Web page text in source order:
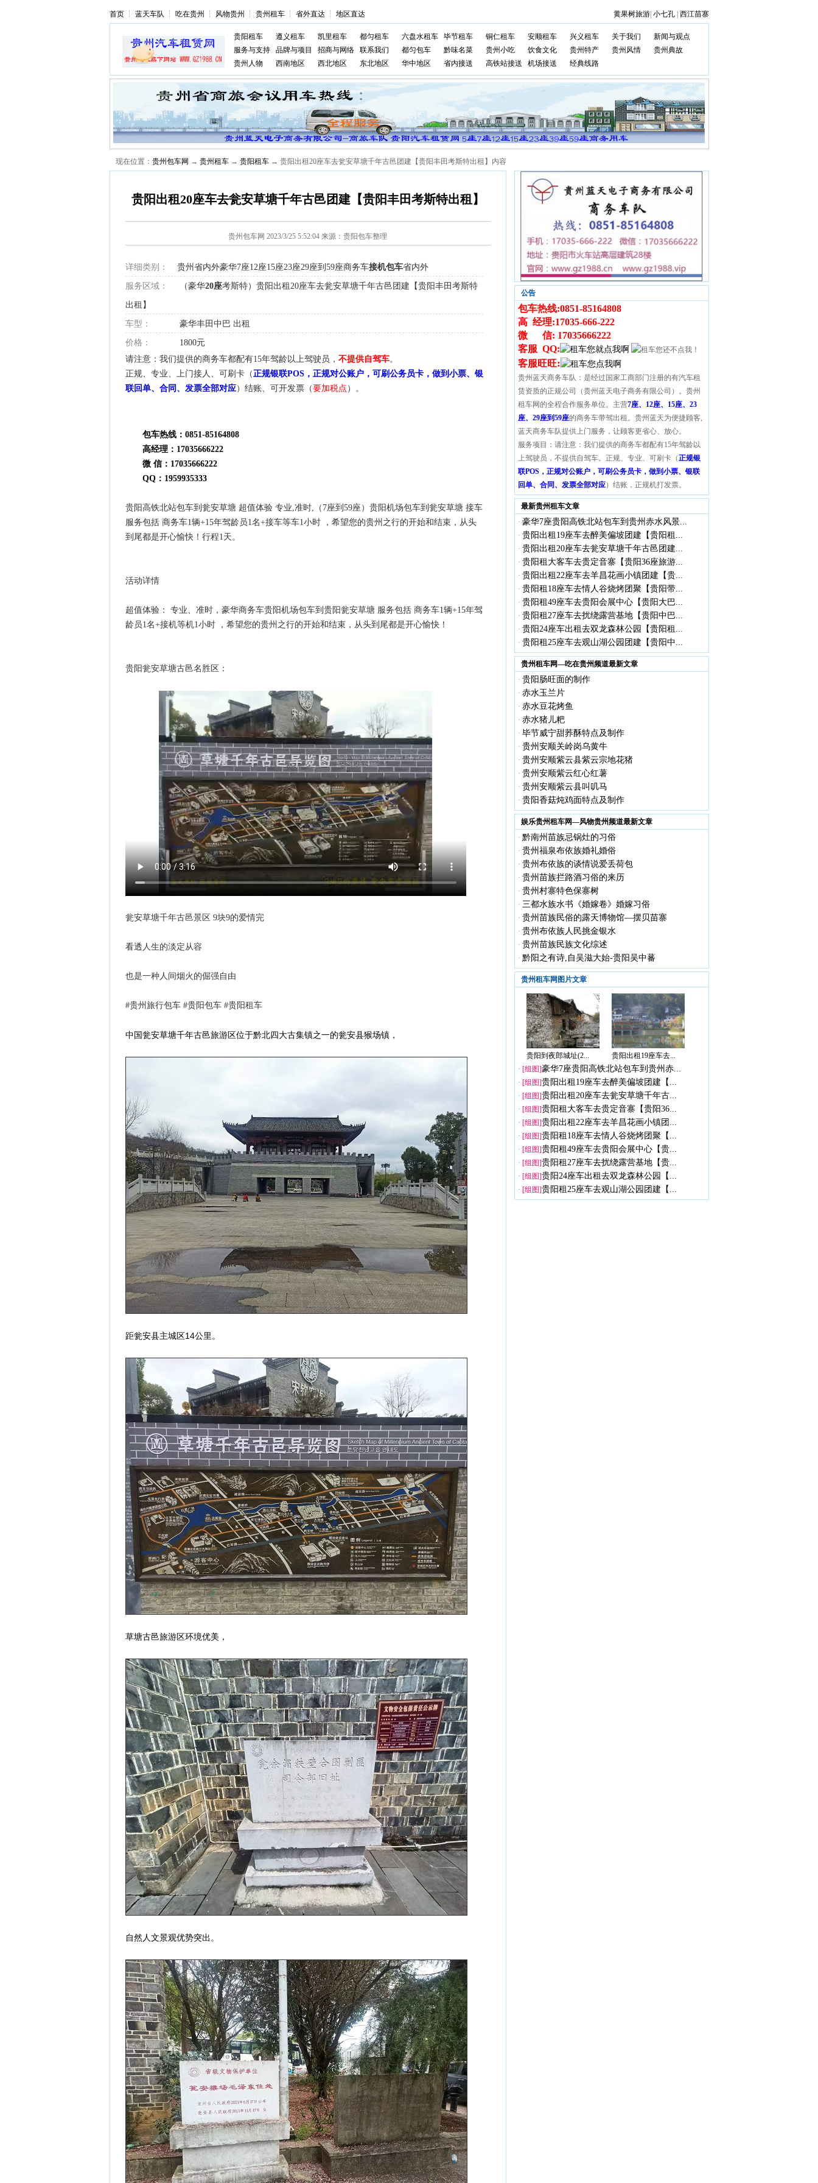
首页┆ 蓝天车队 ┆ 吃在贵州 ┆ 风物贵州 ┆ 贵州租车┆ 省外直达┆ 地区直达 黄果树旅游| 小七孔| 西江苗寨
贵阳租车 遵义租车 凯里租车 都匀租车 六盘水租车 毕节租车 铜仁租车 安顺租车 兴义租车 关于我们
新闻与观点
服务与支持
品牌与项目 招商与网络 联系我们 都匀包车 黔味名菜 贵州小吃 饮食文化 贵州特产 贵州风情
贵州典故
贵州人物
西南地区 西北地区 东北地区 华中地区 省内接送 高铁站接送 机场接送 经典线路
现在位置： 贵州包车网 → 贵州租车→ 贵阳租车→ 贵阳出租20座车去瓮安草塘千年古邑团建【贵阳丰田考斯特出租】内容
贵阳出租20座车去瓮安草塘千年古邑团建【贵阳丰田考斯特出租】
贵州包车网 2023/3/25 5:52:04 来源：贵阳包车整理
详细类别： 贵州省内外豪华7座12座15座23座29座到59座商务车接机包车省内外
服务区域： （豪华20座考斯特）贵阳出租20座车去瓮安草塘千年古邑团建【贵阳丰田考斯特
出租】
车型： 豪华丰田中巴 出租
价格：
1800元
请注意：我们提供的商务车都配有15年驾龄以上驾驶员， 不提供自驾车。
正规、专业、上门接人、可刷卡（ 正规银联POS，正规对公账户，可刷公务员卡，做到小票、银
联回单、合同、发票全部对应）结账、可开发票（要加税点 ）。
包车热线：0851-85164808
高经理：17035666222
微 信：17035666222
QQ：1959935333
贵阳高铁北站包车到瓮安草塘 超值体验 专业,准时,（7座到59座）贵阳机场包车到瓮安草塘 接车
服务包括 商务车1辆+15年驾龄员1名+接车等车1小时 ，希望您的贵州之行的开始和结束，从头
到尾都是开心愉快！行程1天。
活动详情
超值体验： 专业、准时，豪华商务车贵阳机场包车到贵阳瓮安草塘 服务包括 商务车1辆+15年驾
龄员1名+接机等机1小时 ，希望您的贵州之行的开始和结束，从头到尾都是开心愉快！
贵阳瓮安草塘古邑名胜区：
瓮安草塘千年古邑景区 9块9的爱情完
看透人生的淡定从容
也是一种人间烟火的倔强自由
#贵州旅行包车 #贵阳包车 #贵阳租车
中国瓮安草塘千年古邑旅游区位于黔北四大古集镇之一的瓮安县猴场镇，
距瓮安县主城区14公里。
草塘古邑旅游区环境优美，
自然人文景观优势突出。
公告
包车热线:0851-85164808
高 经理:17035-666-222
微 信: 17035666222
客服 QQ:
客服旺旺:
贵州蓝天商务车队：是经过国家工商部门注册的有汽车租
赁资质的正规公司（贵州蓝天电子商务有限公司）。贵州
租车网的全程合作服务单位。主营7座、12座、15座、23
座、29座到59座的商务车带驾出租。贵州蓝天为便捷顾客,
蓝天商务车队提供上门服务，让顾客更省心、放心。
服务项目：请注意：我们提供的商务车都配有15年驾龄以
上驾驶员，不提供自驾车。正规、专业、可刷卡（正规银
联POS，正规对公账户，可刷公务员卡，做到小票、银联
回单、合同、发票全部对应）结账，正规机打发票。
最新贵州租车文章
· 豪华7座贵阳高铁北站包车到贵州赤水风景...
· 贵阳出租19座车去醉美偏坡团建【贵阳租...
· 贵阳出租20座车去瓮安草塘千年古邑团建...
· 贵阳租大客车去贵定音寨【贵阳36座旅游...
· 贵阳出租22座车去羊昌花画小镇团建【贵...
· 贵阳租18座车去情人谷烧烤团聚【贵阳带...
· 贵阳租49座车去贵阳会展中心【贵阳大巴...
· 贵阳租27座车去扰绕露营基地【贵阳中巴...
· 贵阳24座车出租去双龙森林公园【贵阳租...
· 贵阳租25座车去观山湖公园团建【贵阳中...
贵州租车网—吃在贵州频道最新文章
· 贵阳肠旺面的制作
· 赤水玉兰片
· 赤水豆花烤鱼
· 赤水猪儿粑
· 毕节威宁甜荞酥特点及制作
· 贵州安顺关岭岗乌黄牛
· 贵州安顺紫云县紫云宗地花猪
· 贵州安顺紫云红心红薯
· 贵州安顺紫云县叫叽马
· 贵阳香菇炖鸡面特点及制作
娱乐贵州租车网—风物贵州频道最新文章
· 黔南州苗族忌锅灶的习俗
· 贵州福泉布依族婚礼婚俗
· 贵州布依族的谈情说爱丢荷包
· 贵州苗族拦路酒习俗的来历
· 贵州村寨特色保寨树
· 三都水族水书《婚嫁卷》婚嫁习俗
· 贵州苗族民俗的露天博物馆—摆贝苗寨
· 贵州布依族人民挑金银水
· 贵州苗族民族文化综述
· 黔阳之有诗,自吴滋大始-贵阳吴中蕃
贵州租车网图片文章
贵阳到夜郎城址(2...
贵阳出租19座车去...
· [组图]豪华7座贵阳高铁北站包车到贵州赤...
· [组图]贵阳出租19座车去醉美偏坡团建【...
· [组图]贵阳出租20座车去瓮安草塘千年古...
· [组图]贵阳租大客车去贵定音寨【贵阳36...
· [组图]贵阳出租22座车去羊昌花画小镇团...
· [组图]贵阳租18座车去情人谷烧烤团聚【...
· [组图]贵阳租49座车去贵阳会展中心【贵...
· [组图]贵阳租27座车去扰绕露营基地【贵...
· [组图]贵阳24座车出租去双龙森林公园【...
· [组图]贵阳租25座车去观山湖公园团建【...